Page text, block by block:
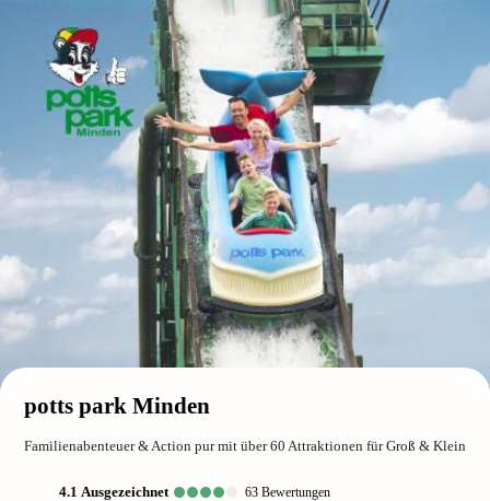
potts park Minden
Familienabenteuer & Action pur mit über 60 Attraktionen für Groß & Klein
4.1 ausgezeichnet 63 Bewertungen